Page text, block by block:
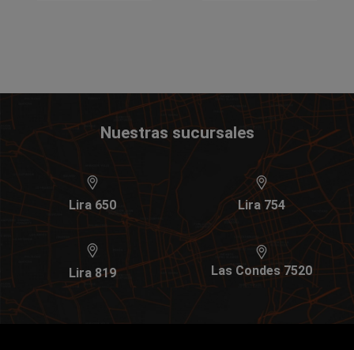
Nuestras sucursales
Lira 650 Lira 754
Lira 819 Las Condes 7520